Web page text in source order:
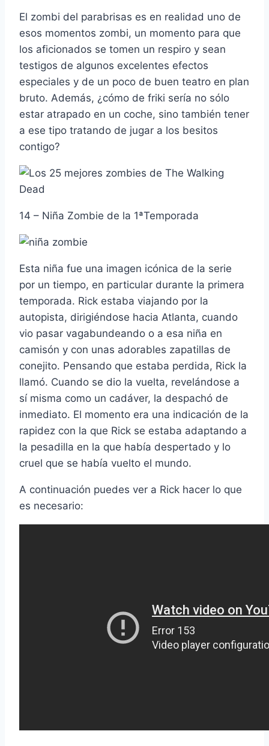
El zombi del parabrisas es en realidad uno de
esos momentos zombi, un momento para que
los aficionados se tomen un respiro y sean
testigos de algunos excelentes efectos
especiales y de un poco de buen teatro en plan
bruto. Además, ¿cómo de friki serí­a no sólo
estar atrapado en un coche, sino también tener
a ese tipo tratando de jugar a los besitos
contigo?
14 – Niña Zombie de la 1ªTemporada
Esta niña fue una imagen icónica de la serie
por un tiempo, en particular durante la primera
temporada. Rick estaba viajando por la
autopista, dirigiéndose hacia Atlanta, cuando
vio pasar vagabundeando o a esa niña en
camisón y con unas adorables zapatillas de
conejito. Pensando que estaba perdida, Rick la
llamó. Cuando se dio la vuelta, revelándose a
sí­ misma como un cadáver, la despachó de
inmediato. El momento era una indicación de la
rapidez con la que Rick se estaba adaptando a
la pesadilla en la que habí­a despertado y lo
cruel que se habí­a vuelto el mundo.
A continuación puedes ver a Rick hacer lo que
es necesario: